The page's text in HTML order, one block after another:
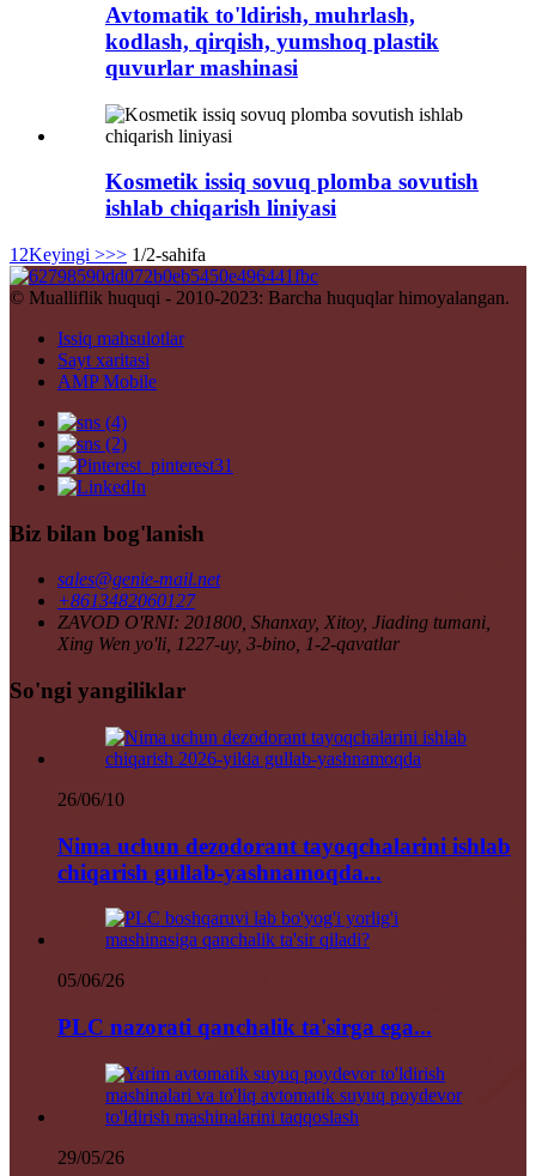
Avtomatik to'ldirish, muhrlash,
kodlash, qirqish, yumshoq plastik
quvurlar mashinasi
Kosmetik issiq sovuq plomba sovutish
ishlab chiqarish liniyasi
1 2Keyingi >>> 1/2-sahifa
© Mualliflik huquqi - 2010-2023: Barcha huquqlar himoyalangan.
Issiq mahsulotlar
Sayt xaritasi
AMP Mobile
Biz bilan bog'lanish
sales@genie-mail.net
+8613482060127
ZAVOD O'RNI: 201800, Shanxay, Xitoy, Jiading tumani,
Xing Wen yo'li, 1227-uy, 3-bino, 1-2-qavatlar
So'ngi yangiliklar
26/06/10
Nima uchun dezodorant tayoqchalarini ishlab
chiqarish gullab-yashnamoqda...
05/06/26
PLC nazorati qanchalik ta'sirga ega...
29/05/26